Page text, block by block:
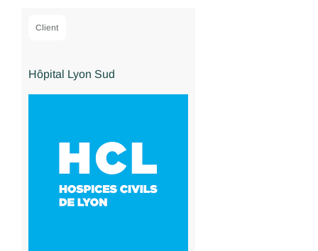
Client
Hôpital Lyon Sud